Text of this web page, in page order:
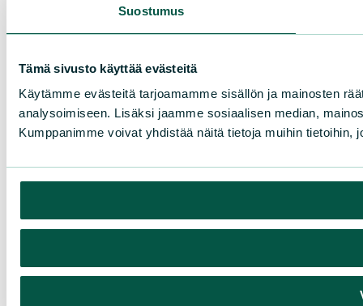
Suostumus
Tämä sivusto käyttää evästeitä
Käytämme evästeitä tarjoamamme sisällön ja mainosten
analysoimiseen. Lisäksi jaamme sosiaalisen median,
Kumppanimme voivat yhdistää näitä tietoja muihin tietoihin,